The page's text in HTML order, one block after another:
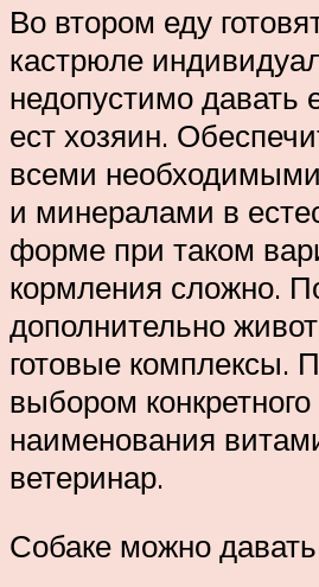
Во втором еду
кастрюле
недопустимо давать
ест хозяин.
всеми
и минералами в
форме при таком
кормления сложно.
дополнительно
готовые комплексы.
выбором конкретного
наименования
ветеринар.
Собаке можно